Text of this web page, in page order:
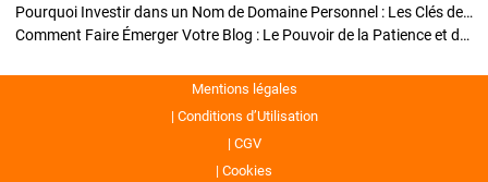
Pourquoi Investir dans un Nom de Domaine Personnel : Les Clés de la Réussite de Votre Blog
Comment Faire Émerger Votre Blog : Le Pouvoir de la Patience et de la Persévérance
Mentions légales
Conditions d’Utilisation
CGV
Cookies